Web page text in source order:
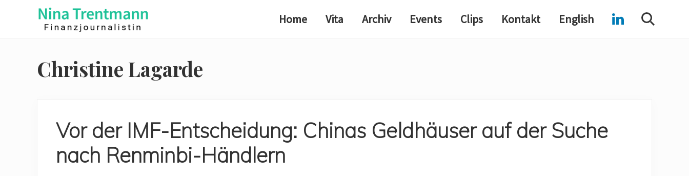
Home Vita Archiv Events Clips Kontakt English Search
Christine Lagarde
Vor der IMF-Entscheidung: Chinas Geldhäuser auf der Suche
nach Renminbi-Händlern